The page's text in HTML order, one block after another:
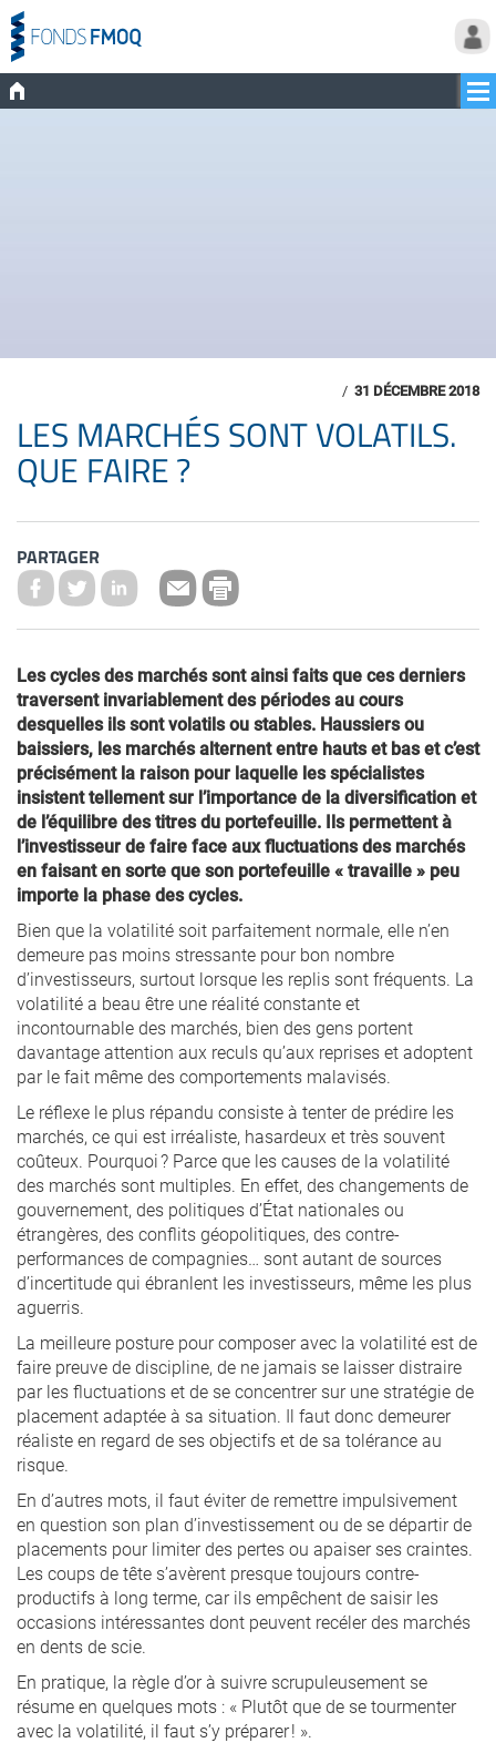
/ 31 DÉCEMBRE 2018
LES MARCHÉS SONT VOLATILS.
QUE FAIRE ?
PARTAGER
Les cycles des marchés sont ainsi faits que ces derniers
traversent invariablement des périodes au cours
desquelles ils sont volatils ou stables. Haussiers ou
baissiers, les marchés alternent entre hauts et bas et c’est
précisément la raison pour laquelle les spécialistes
insistent tellement sur l’importance de la diversification et
de l’équilibre des titres du portefeuille. Ils permettent à
l’investisseur de faire face aux fluctuations des marchés
en faisant en sorte que son portefeuille « travaille » peu
importe la phase des cycles.
Bien que la volatilité soit parfaitement normale, elle n’en
demeure pas moins stressante pour bon nombre
d’investisseurs, surtout lorsque les replis sont fréquents. La
volatilité a beau être une réalité constante et
incontournable des marchés, bien des gens portent
davantage attention aux reculs qu’aux reprises et adoptent
par le fait même des comportements malavisés.
Le réflexe le plus répandu consiste à tenter de prédire les
marchés, ce qui est irréaliste, hasardeux et très souvent
coûteux. Pourquoi ? Parce que les causes de la volatilité
des marchés sont multiples. En effet, des changements de
gouvernement, des politiques d’État nationales ou
étrangères, des conflits géopolitiques, des contre-
performances de compagnies… sont autant de sources
d’incertitude qui ébranlent les investisseurs, même les plus
aguerris.
La meilleure posture pour composer avec la volatilité est de
faire preuve de discipline, de ne jamais se laisser distraire
par les fluctuations et de se concentrer sur une stratégie de
placement adaptée à sa situation. Il faut donc demeurer
réaliste en regard de ses objectifs et de sa tolérance au
risque.
En d’autres mots, il faut éviter de remettre impulsivement
en question son plan d’investissement ou de se départir de
placements pour limiter des pertes ou apaiser ses craintes.
Les coups de tête s’avèrent presque toujours contre-
productifs à long terme, car ils empêchent de saisir les
occasions intéressantes dont peuvent recéler des marchés
en dents de scie.
En pratique, la règle d’or à suivre scrupuleusement se
résume en quelques mots : « Plutôt que de se tourmenter
avec la volatilité, il faut s’y préparer ! ».